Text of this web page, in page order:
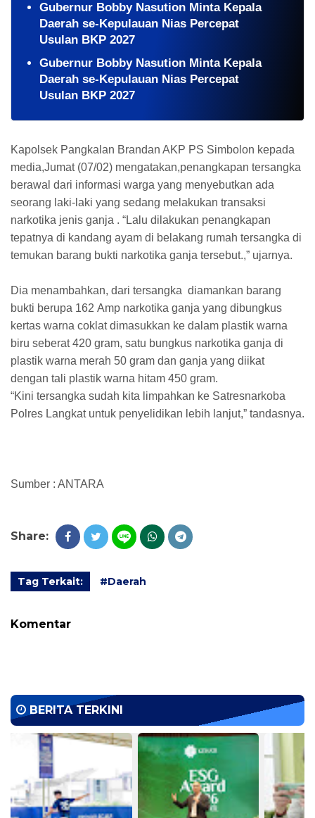
Gubernur Bobby Nasution Minta Kepala
Daerah se-Kepulauan Nias Percepat
Usulan BKP 2027
Gubernur Bobby Nasution Minta Kepala
Daerah se-Kepulauan Nias Percepat
Usulan BKP 2027
Kapolsek Pangkalan Brandan AKP PS Simbolon kepada
media,Jumat (07/02) mengatakan,penangkapan tersangka
berawal dari informasi warga yang menyebutkan ada
seorang laki-laki yang sedang melakukan transaksi
narkotika jenis ganja . “Lalu dilakukan penangkapan
tepatnya di kandang ayam di belakang rumah tersangka di
temukan barang bukti narkotika ganja tersebut.,” ujarnya.
Dia menambahkan, dari tersangka diamankan barang
bukti berupa 162 Amp narkotika ganja yang dibungkus
kertas warna coklat dimasukkan ke dalam plastik warna
biru seberat 420 gram, satu bungkus narkotika ganja di
plastik warna merah 50 gram dan ganja yang diikat
dengan tali plastik warna hitam 450 gram.
“Kini tersangka sudah kita limpahkan ke Satresnarkoba
Polres Langkat untuk penyelidikan lebih lanjut,” tandasnya.
Sumber : ANTARA
Share:
Tag Terkait: #Daerah
Komentar
BERITA TERKINI